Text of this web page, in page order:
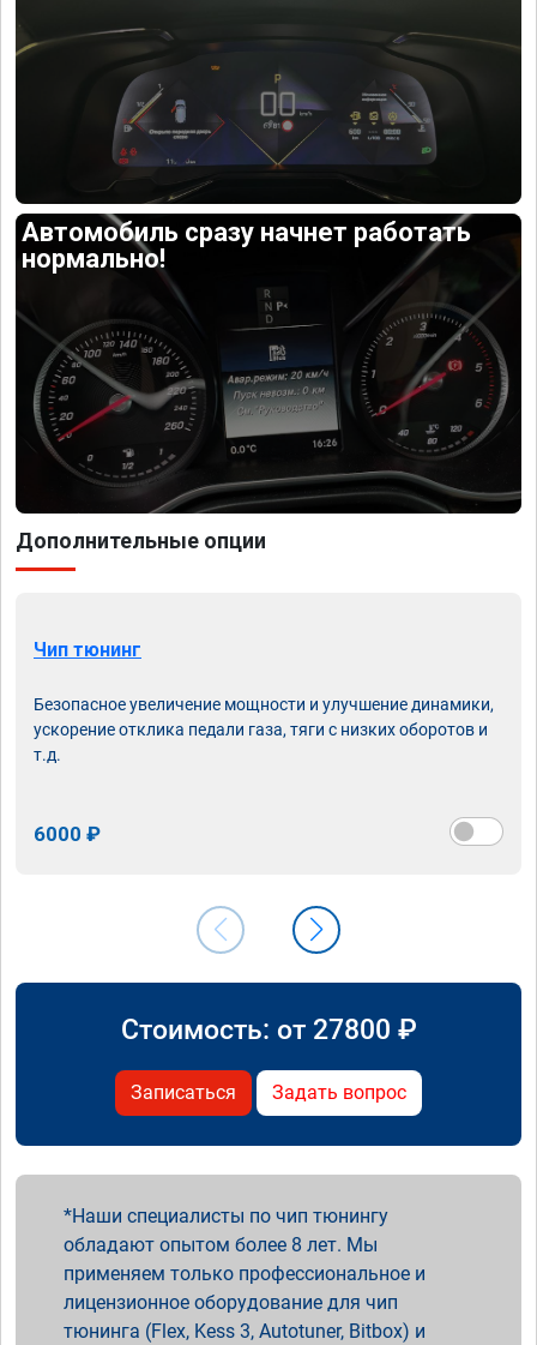
Автомобиль сразу начнет работать
нормально!
Дополнительные опции
Чип тюнинг
Безопасное увеличение мощности и улучшение динамики,
ускорение отклика педали газа, тяги с низких оборотов и
т.д.
6000 ₽
Стоимость: от 27800 ₽
Записаться Задать вопрос
Наши специалисты по чип тюнингу
обладают опытом более 8 лет. Мы
применяем только профессиональное и
лицензионное оборудование для чип
тюнинга (Flex, Kess 3, Autotuner, Bitbox) и